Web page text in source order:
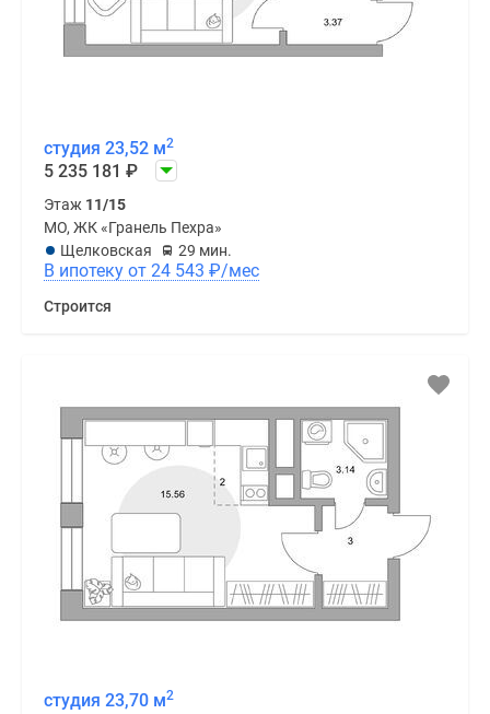
студия 23,52 м2
5 235 181 ₽
Этаж 11/15
МО, ЖК «Гранель Пехра»
Щелковская
29 мин.
В ипотеку от 24 543 ₽/мес
Строится
студия 23,70 м2